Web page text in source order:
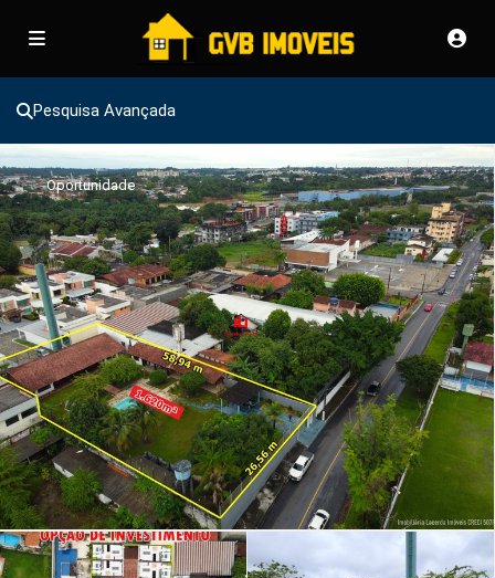
Pesquisa Avançada
Oportunidade